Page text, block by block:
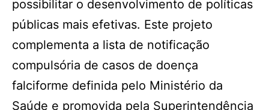
possibilitar o desenvolvimento de políticas
públicas mais efetivas. Este projeto
complementa a lista de notificação
compulsória de casos de doença
falciforme definida pelo Ministério da
Saúde e promovida pela Superintendência